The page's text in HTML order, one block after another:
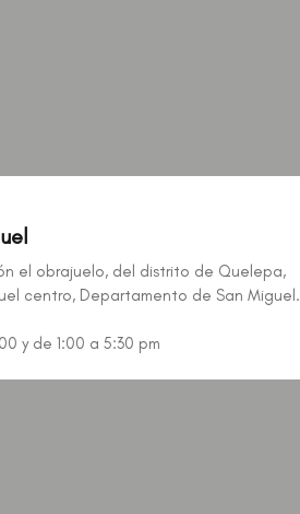
el obrajuelo, del distrito de Quelepa,
centro, Departamento de San Miguel.
y de 1:00 a 5:30 pm